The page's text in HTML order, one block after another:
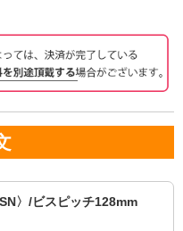
〉/ビスピッチ128mm